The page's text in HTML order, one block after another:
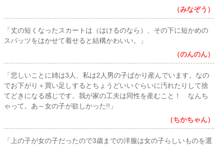
（みなぞう）
「丈の短くなったスカートは（はけるのなら）、その下に短かめの
スパッツをはかせて着せると結構かわいい。」
（のんのん）
「悲しいことに姉は3人、私は2人男の子ばかり産んでいます。なの
でお下がり＋買い足しするとちょうどいいぐらいに汚れたりして捨
てどきになる感じです。我が家の工夫は同性を産むこと！ なんち
ゃって。あ～女の子が欲しかった!!」
（ちかちゃん）
「上の子が女の子だったので3歳までの洋服は女の子らしいものを選